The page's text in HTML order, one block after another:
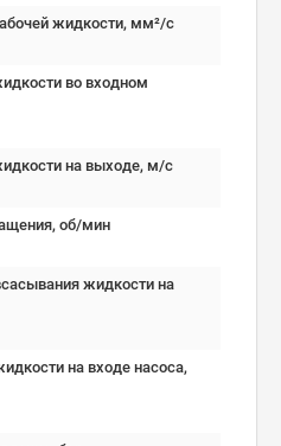
жидкости, мм²/c
во входном
на выходе, м/с
об/мин
жидкости на
на входе насоса,